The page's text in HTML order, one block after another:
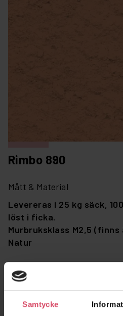
Samtycke
Rimbo 890
Mått & Material
Levereras i 25 kg säck,
löst i ficka.
Murbruksklass M2,5 (finns
Natur
Montering
Massivstensbruk